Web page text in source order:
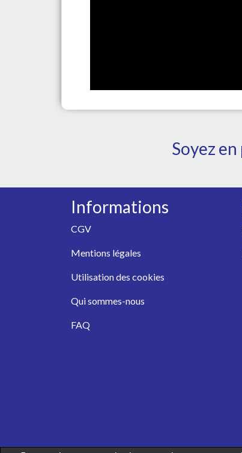
Soyez
Informations
CGV
Mentions légales
Utilisation des cookies
Qui sommes-nous
FAQ